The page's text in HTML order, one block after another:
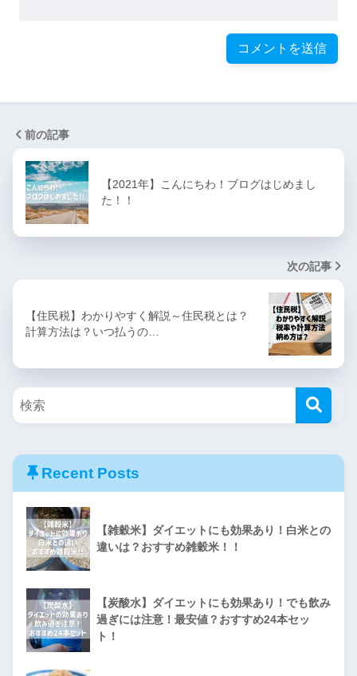
前の記事
【2021年】こんにちわ！ブログはじめまし
た！！
次の記事
【住民税】わかりやすく解説～住民税とは？
計算方法は？いつ払うの…
Recent Posts
【雑穀米】ダイエットにも効果あり！白米との
違いは？おすすめ雑穀米！！
【炭酸水】ダイエットにも効果あり！でも飲み
過ぎには注意！最安値？おすすめ24本セッ
ト！